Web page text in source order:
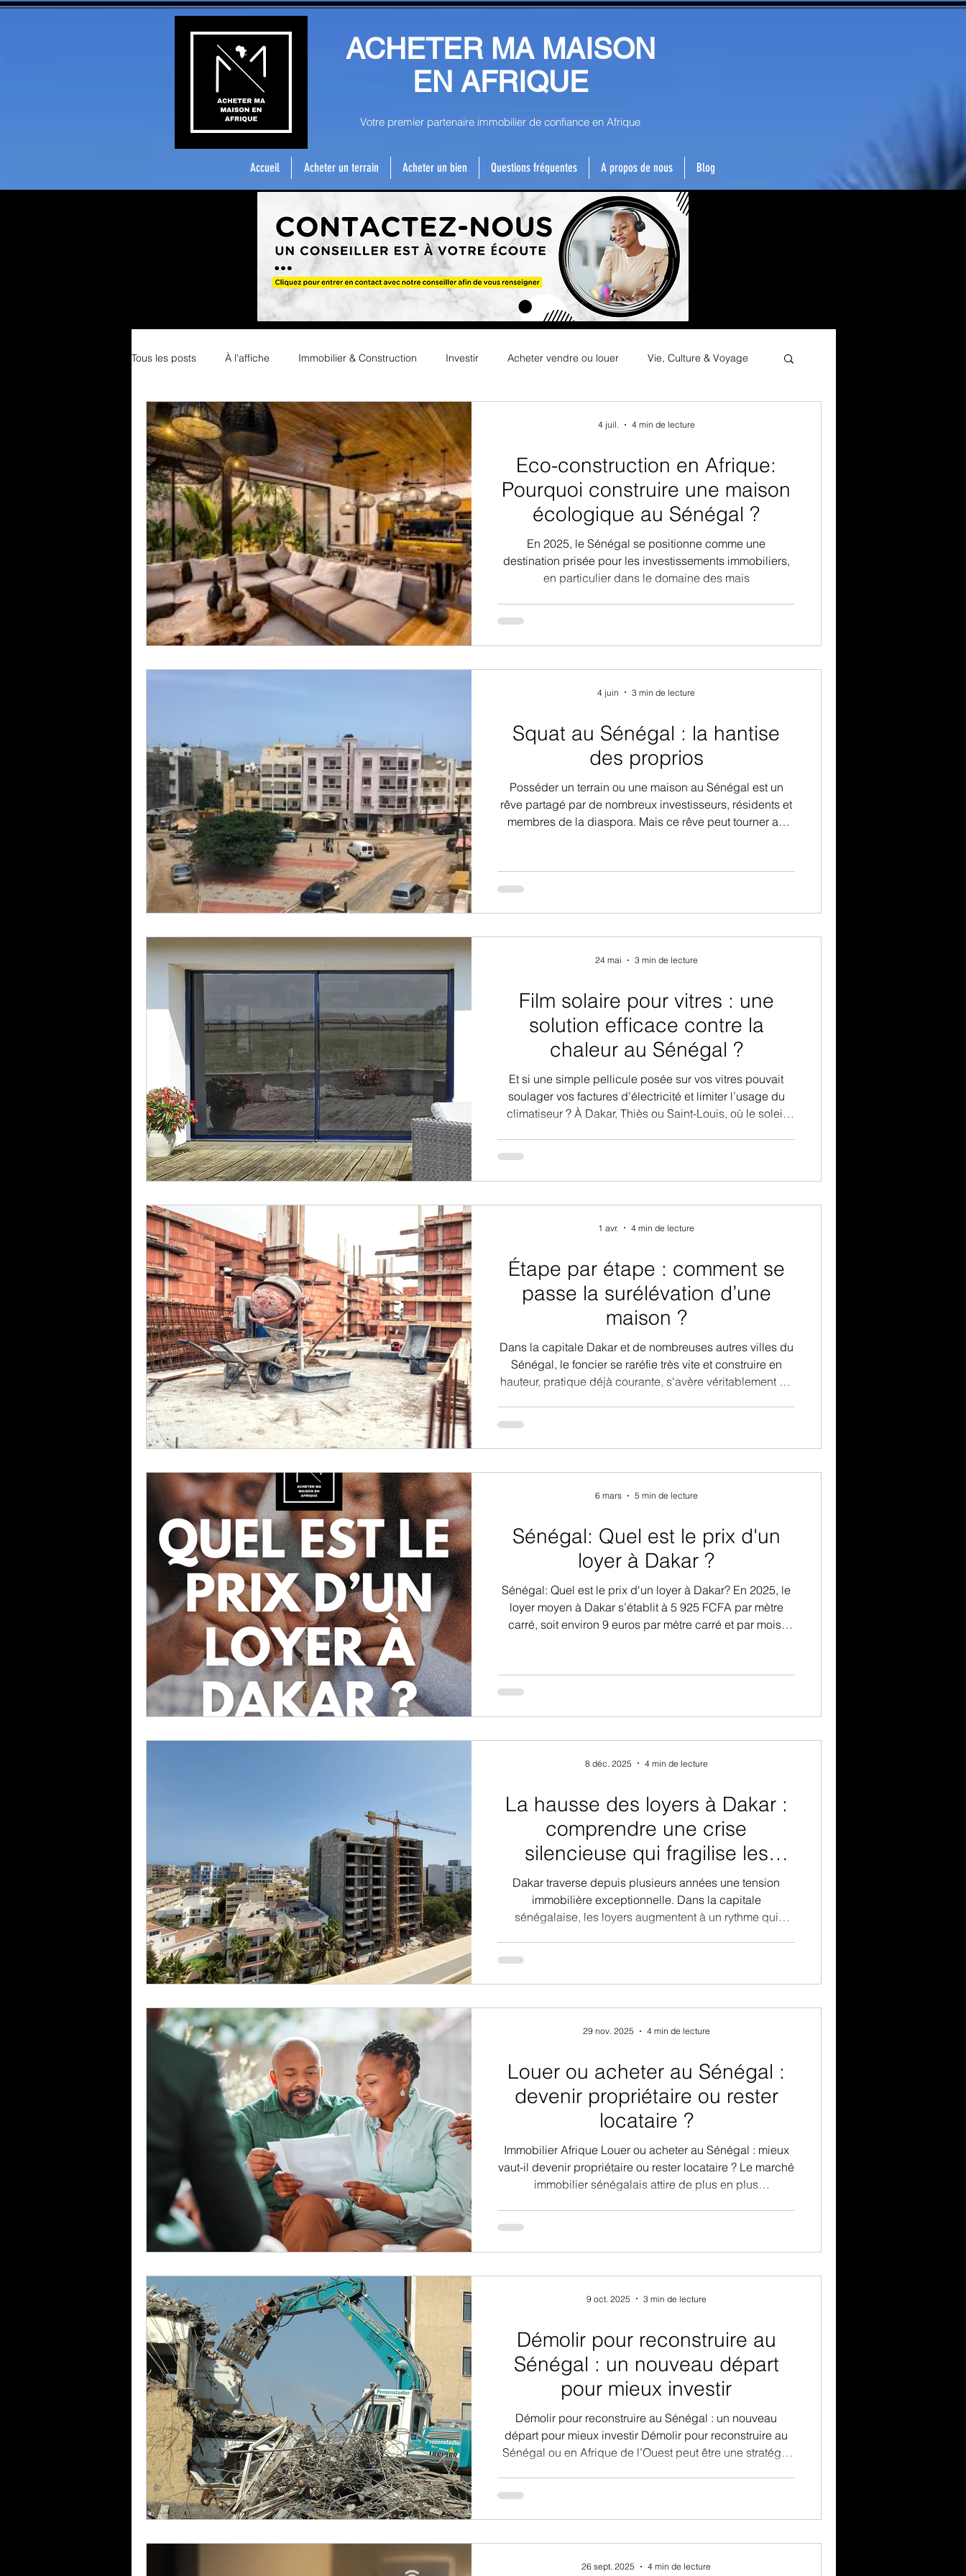
ACHETER MA MAISON
EN AFRIQUE
Votre premier partenaire immobilier de confiance en Afrique
Accueil Acheter un terrain Acheter un bien Questions fréquentes A propos de nous Blog
Tous les posts À l'affiche Immobilier & Construction Investir Acheter vendre ou louer Vie, Culture & Voyage
Eco-construction en Afrique:
Pourquoi construire une maison
écologique au Sénégal ?
En 2025, le Sénégal se positionne comme une
destination prisée pour les investissements immobiliers,
en particulier dans le domaine des mais
4 juil. 4 min de lecture
Squat au Sénégal : la hantise
des proprios
Posséder un terrain ou une maison au Sénégal est un
rêve partagé par de nombreux investisseurs, résidents et
membres de la diaspora. Mais ce rêve peut tourner au
Entre lenteurs administratives, procédures longues et
manque de surveillance, le risque est réel. Voici un
4 juin 3 min de lecture
Film solaire pour vitres : une
solution efficace contre la
chaleur au Sénégal ?
Et si une simple pellicule posée sur vos vitres pouvait
soulager vos factures d’électricité et limiter l’usage du
climatiseur ? À Dakar, Thiès ou Saint-Louis, où le soleil
dans l’obscurité. Alors, gadget ou vraie bonne idée ?
24 mai 3 min de lecture
Étape par étape : comment se
passe la surélévation d’une
maison ?
Dans la capitale Dakar et de nombreuses autres villes du
Sénégal, le foncier se raréfie très vite et construire en
hauteur, pratique déjà courante, s'avère véritablement de
supplémentaire sans empiéter sur le terrain. Que ce soit
pour ajouter des chambres, un bureau ou un espace de
1 avr. 4 min de lecture
Sénégal: Quel est le prix d'un
loyer à Dakar ?
Sénégal: Quel est le prix d'un loyer à Dakar? En 2025, le
loyer moyen à Dakar s’établit à 5 925 FCFA par mètre
carré, soit environ 9 euros par mètre carré et par mois.
homogène. C’est une capitale segmentée, où les écarts
de prix traduisent des dynamiques économiques et
6 mars 5 min de lecture
La hausse des loyers à Dakar :
comprendre une crise
silencieuse qui fragilise les
familles sénégalaises
Dakar traverse depuis plusieurs années une tension
immobilière exceptionnelle. Dans la capitale
sénégalaise, les loyers augmentent à un rythme qui
profondément le paysage urbain.
8 déc. 2025 4 min de lecture
Louer ou acheter au Sénégal :
devenir propriétaire ou rester
locataire ?
Immobilier Afrique Louer ou acheter au Sénégal : mieux
vaut-il devenir propriétaire ou rester locataire ? Le marché
immobilier sénégalais attire de plus en plus
Sénégal ? Ce choix dépend de votre situation financière,
29 nov. 2025 4 min de lecture
Démolir pour reconstruire au
Sénégal : un nouveau départ
pour mieux investir
Démolir pour reconstruire au Sénégal : un nouveau
départ pour mieux investir Démolir pour reconstruire au
Sénégal ou en Afrique de l’Ouest peut être une stratégie
immobilier. Au Sénégal et dans de nombreuses villes
africaines, les besoins évoluent : les maisons d’hier ne
9 oct. 2025 3 min de lecture
26 sept. 2025 4 min de lecture